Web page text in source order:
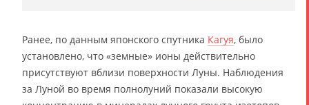
Ранее, по данным японского спутника Кагуя, было
установлено, что «земные» ионы действительно
присутствуют вблизи поверхности Луны. Наблюдения
за Луной во время полнолуний показали высокую